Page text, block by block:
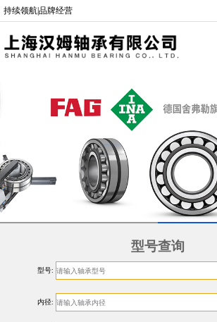
持续领航|品牌经营
型号查询
型号:
内径: